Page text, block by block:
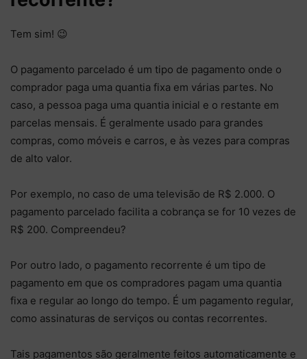
Tem sim! 😉
O pagamento parcelado é um tipo de pagamento onde o
comprador paga uma quantia fixa em várias partes. No
caso, a pessoa paga uma quantia inicial e o restante em
parcelas mensais. É geralmente usado para grandes
compras, como móveis e carros, e às vezes para compras
de alto valor.
Por exemplo, no caso de uma televisão de R$ 2.000. O
pagamento parcelado facilita a cobrança se for 10 vezes de
R$ 200. Compreendeu?
Por outro lado, o pagamento recorrente é um tipo de
pagamento em que os compradores pagam uma quantia
fixa e regular ao longo do tempo. É um pagamento regular,
como assinaturas de serviços ou contas recorrentes.
Tais pagamentos são geralmente feitos automaticamente e